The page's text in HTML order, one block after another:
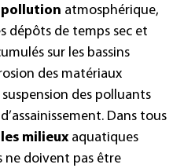
pollution atmosphérique,
dépôts de temps sec et
sur les bassins
des matériaux
des polluants
Dans tous
milieux aquatiques
ne doivent pas être